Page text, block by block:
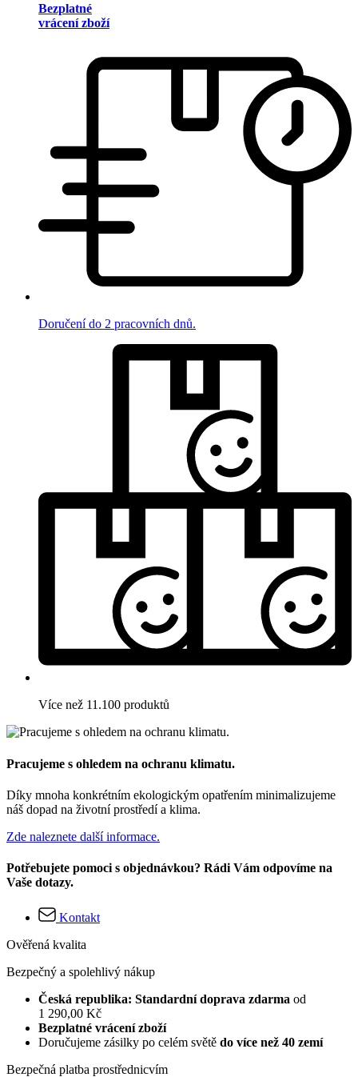
Bezplatné
vrácení zboží
Doručení do 2 pracovních dnů.
Více než 11.100 produktů
Pracujeme s ohledem na ochranu klimatu.
Díky mnoha konkrétním ekologickým opatřením minimalizujeme
náš dopad na životní prostředí a klima.
Zde naleznete další informace.
Potřebujete pomoci s objednávkou? Rádi Vám odpovíme na
Vaše dotazy.
Kontakt
Ověřená kvalita
Bezpečný a spolehlivý nákup
Česká republika: Standardní doprava zdarma od
1 290,00 Kč
Bezplatné vrácení zboží
Doručujeme zásilky po celém světě do více než 40 zemí
Bezpečná platba prostřednicvím